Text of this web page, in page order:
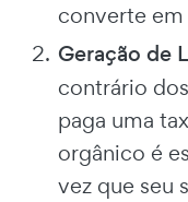
converte em
Geração de
contrário
paga uma
orgânico é
vez que seu